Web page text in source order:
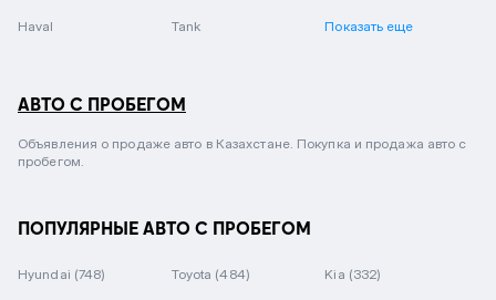
Haval Tank Показать еще
АВТО С ПРОБЕГОМ
Объявления о продаже авто в Казахстане. Покупка и продажа авто с
пробегом.
ПОПУЛЯРНЫЕ АВТО С ПРОБЕГОМ
Hyundai (748) Toyota (484) Kia (332)